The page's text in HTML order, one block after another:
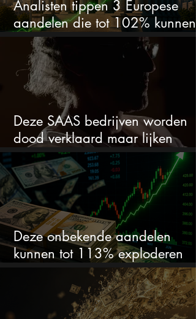
Analisten tippen 3 Europese
aandelen die tot 102% kunnen
stijgen
Deze SAAS bedrijven worden
dood verklaard maar lijken
springlevend
Deze onbekende aandelen
kunnen tot 113% exploderen
(één springt eruit)